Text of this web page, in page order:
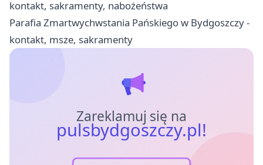
kontakt, sakramenty, nabożeństwa
Parafia Zmartwychwstania Pańskiego w Bydgoszczy -
kontakt, msze, sakramenty
Zareklamuj się na
pulsbydgoszczy.pl!